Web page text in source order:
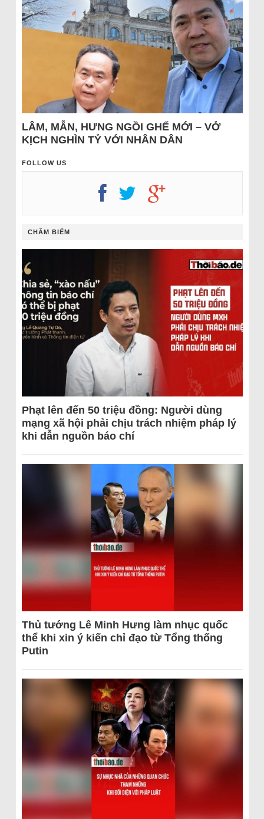
LÂM, MẪN, HƯNG NGỒI GHẾ MỚI – VỞ
KỊCH NGHÌN TỶ VỚI NHÂN DÂN
FOLLOW US
CHÂM BIẾM
Phạt lên đến 50 triệu đồng: Người dùng
mạng xã hội phải chịu trách nhiệm pháp lý
khi dẫn nguồn báo chí
Thủ tướng Lê Minh Hưng làm nhục quốc
thể khi xin ý kiến chỉ đạo từ Tổng thống
Putin